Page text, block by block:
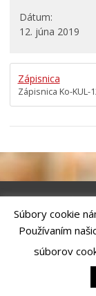
Územné
Oznamy mesta
Rozvoj mesta
Ocenenie
Voľby do
krajov 2026
Dátum
12. júna 2019
Zápisnica
Zápisnica Ko-KUL-
Riešenie ANTIK
Technology, s.r.o.
Správca webového
Kežmarok, tel.:
Ochrana osobných
Súbory cookie
Používaním
súborov